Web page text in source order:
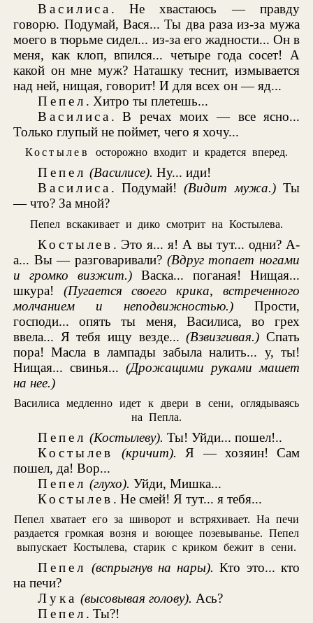
Василиса . Не хвастаюсь — правду
говорю. Подумай, Вася... Ты два раза из-за мужа
моего в тюрьме сидел... из-за его жадности... Он в
меня, как клоп, впился... четыре года сосет! А
какой он мне муж? Наташку теснит, измывается
над ней, нищая, говорит! И для всех он — яд...
Пепел . Хитро ты плетешь...
Василиса . В речах моих — все ясно...
Только глупый не поймет, чего я хочу...
Костылев осторожно входит и крадется вперед.
Пепел (Василисе). Ну... иди!
Василиса . Подумай!(Видит мужа.)Ты
— что? За мной?
Пепел вскакивает и дико смотрит на Костылева.
Костылев . Это я... я! А вы тут... одни? А-
а... Вы — разговаривали? (Вдруг топает ногами
и громко визжит.) Васка... поганая! Нищая...
шкура! (Пугается своего крика, встреченного
молчанием и неподвижностью.)Прости,
господи... опять ты меня, Василиса, во грех
ввела... Я тебя ищу везде...(Взвизгивая.) Спать
пора! Масла в лампады забыла налить... у, ты!
Нищая... свинья... (Дрожащими руками машет
на нее.)
Василиса медленно идет к двери в сени, оглядываясь
на Пепла.
Пепел (Костылеву). Ты! Уйди... пошел!..
Костылев
(кричит).
Я — хозяин! Сам
пошел, да! Вор...
Пепел (глухо). Уйди, Мишка...
Костылев . Не смей! Я тут... я тебя...
Пепел хватает его за шиворот и встряхивает. На печи
раздается громкая возня и воющее позевыванье. Пепел
выпускает Костылева, старик с криком бежит в сени.
Пепел (вспрыгнув на нары). Кто это... кто
на печи?
Лука (высовывая голову). Ась?
Пепел . Ты?!